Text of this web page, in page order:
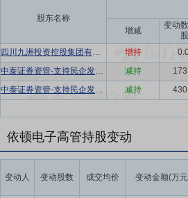
股东名称
增减
变动
四川九洲投资控股集团有限公司
增持
中泰证券资管-支持民企发展中泰资管2号FOF集合资管计划-证券行业支持民企发展系列之中泰资管49号单一资产管理计划
减持
中泰证券资管-支持民企发展中泰资管2号FOF集合资管计划-证券行业支持民企发展系列之中泰资管49号单一资产管理计划
减持
依顿电子高管持股变动
变动人 变动股数 成交均价 变动金额(万